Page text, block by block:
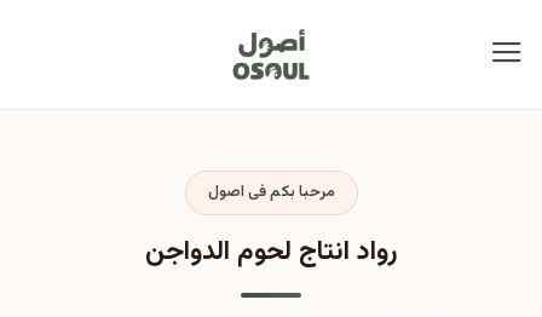
مرحبا بكم فى اصول
رواد انتاج لحوم الدواجن